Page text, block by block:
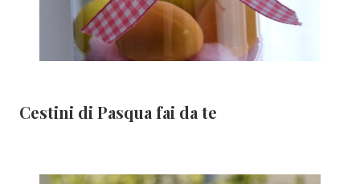
Cestini di Pasqua fai da te